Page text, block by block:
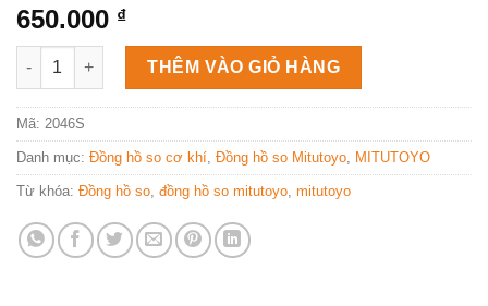
650.000 ₫
Đồng hồ so kiểu cơ 2046S (10mm/ 0.01mm) số lượng
THÊM VÀO GIỎ HÀNG
Mã: 2046S
Danh mục: Đồng hồ so cơ khí Đồng hồ so Mitutoyo MITUTOYO
Từ khóa: Đồng hồ so đồng hồ so mitutoyo mitutoyo